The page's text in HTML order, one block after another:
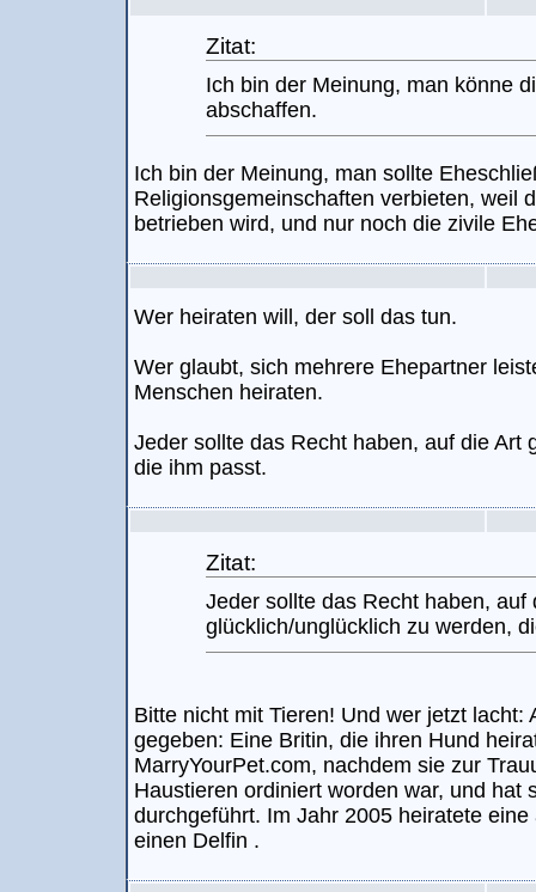
Zitat:
Ich bin der Meinung, man könne
abschaffen.
Ich bin der Meinung, man sollte
Religionsgemeinschaften verbieten, weil
betrieben wird, und nur noch die zivile
Wer heiraten will, der soll das tun.
Wer glaubt, sich mehrere Ehepartner
Menschen heiraten.
Jeder sollte das Recht haben, auf die Art
die ihm passt.
Zitat:
Jeder sollte das Recht haben, auf
glücklich/unglücklich zu werden,
Bitte nicht mit Tieren! Und wer jetzt lacht:
gegeben: Eine Britin, die ihren Hund
MarryYourPet.com, nachdem sie zur
Haustieren ordiniert worden war, und hat
durchgeführt. Im Jahr 2005 heiratete
einen Delfin .